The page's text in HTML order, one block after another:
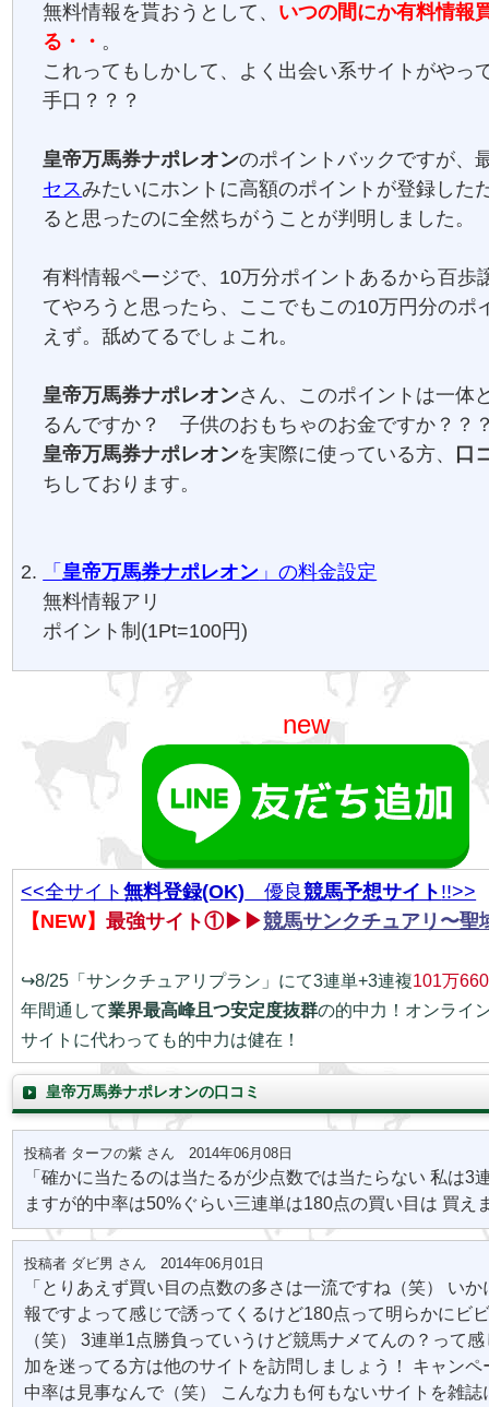
無料情報を貰おうとして、 いつの間にか有料情報
る・・ 。
これってもしかして、よく出会い系サイトがやっ
手口？？？
皇帝万馬券ナポレオンのポイントバックですが、
セスみたいにホントに高額のポイントが登録した
ると思ったのに全然ちがうことが判明しました。
有料情報ページで、10万分ポイントあるから百歩
てやろうと思ったら、ここでもこの10万円分のポ
えず。舐めてるでしょこれ。
皇帝万馬券ナポレオンさん、このポイントは一体
るんですか？ 子供のおもちゃのお金ですか？？
皇帝万馬券ナポレオンを実際に使っている方、
口
ちしております。
「皇帝万馬券ナポレオン 」の料金設定
無料情報アリ
ポイント制(1Pt=100円)
new
<<全サイト無料登録(OK) 優良競馬予想サイト !!>>
【NEW】最強サイト①▶▶競馬サンクチュアリ〜聖
↪8/25「サンクチュアリプラン」にて3連単+3連複101万
年間通して業界最高峰且つ安定度抜群の的中力！オンライ
サイトに代わっても的中力は健在！
皇帝万馬券ナポレオンの口コミ
投稿者 ターフの紫 さん 2014年06月08日
「確かに当たるのは当たるが少点数では当たらない 私は3
ますが的中率は50%ぐらい三連単は180点の買い目は 買え
投稿者 ダビ男 さん 2014年06月01日
「とりあえず買い目の点数の多さは一流ですね（笑） いか
報ですよって感じで誘ってくるけど180点って明らかにビ
（笑） 3連単1点勝負っていうけど競馬ナメてんの？って
加を迷ってる方は他のサイトを訪問しましょう！ キャンペ
中率は見事なんで（笑） こんな力も何もないサイトを雑誌